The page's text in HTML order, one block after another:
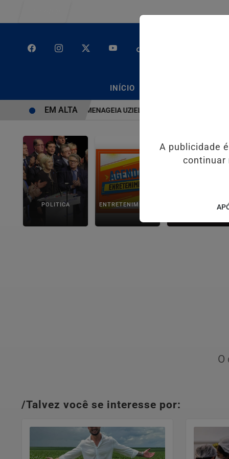
INÍCIO
SISTEMA É BRUTO” HOMENAGEIA UZIEL BUENO NO TERRAÇO
EM ALTA
POLITICA ENTRETENIMENTO SALVADOR AQUI!
O
/Talvez você se interesse por:
A publicidade
continuar